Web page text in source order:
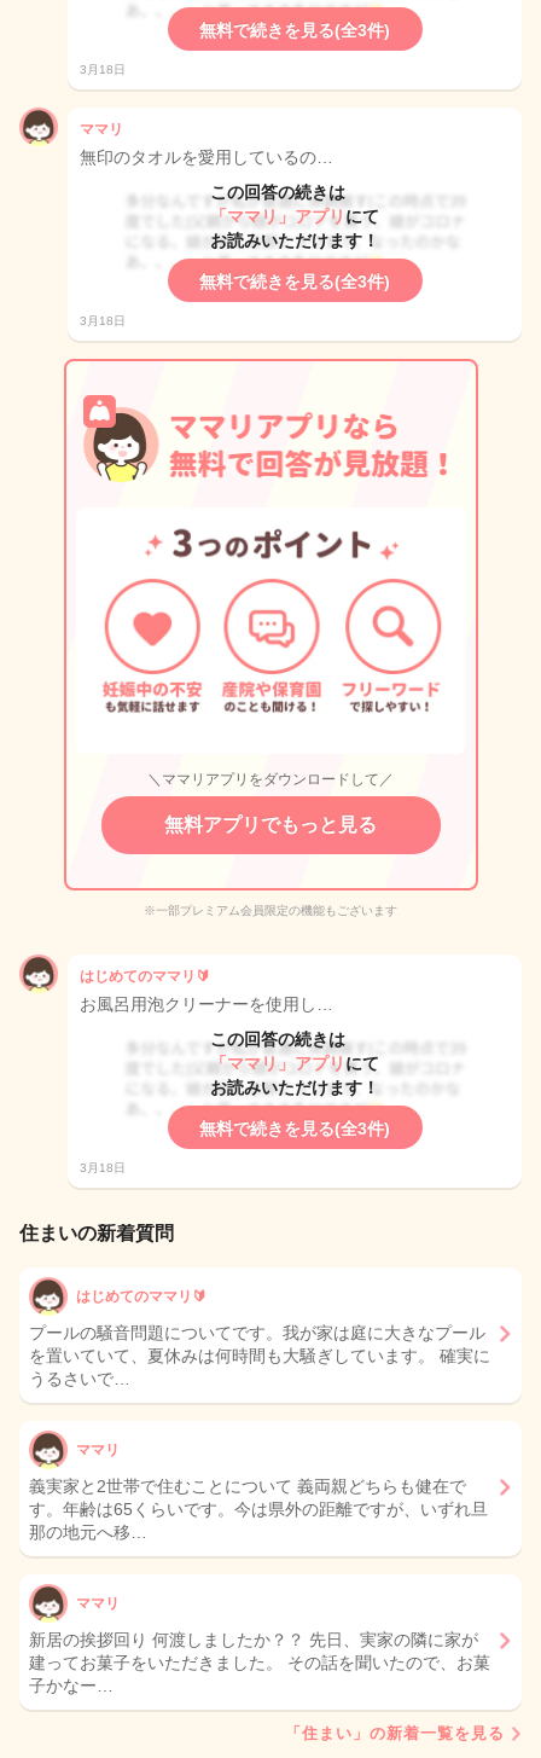
無料で続きを見る(全3件)
3月18日
ママリ
無印のタオルを愛用しているの…
この回答の続きは
「ママリ」アプリ にて
お読みいただけます！
無料で続きを見る(全3件)
3月18日
＼ママリアプリをダウンロードして／
無料アプリでもっと見る
※一部プレミアム会員限定の機能もございます
はじめてのママリ🔰
お風呂用泡クリーナーを使用し…
この回答の続きは
「ママリ」アプリ にて
お読みいただけます！
無料で続きを見る(全3件)
3月18日
住まいの新着質問
はじめてのママリ🔰
プールの騒音問題についてです。我が家は庭に大きなプール
を置いていて、夏休みは何時間も大騒ぎしています。 確実に
うるさいで…
ママリ
義実家と2世帯で住むことについて 義両親どちらも健在で
す。年齢は65くらいです。今は県外の距離ですが、いずれ旦
那の地元へ移…
ママリ
新居の挨拶回り 何渡しましたか？？ 先日、実家の隣に家が
建ってお菓子をいただきました。 その話を聞いたので、お菓
子かなー…
「住まい」の新着一覧を見る